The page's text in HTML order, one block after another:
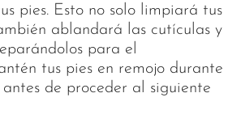
pies. Esto no solo limpiará tus
ablandará las cutículas y
para el
tus pies en remojo durante
antes de proceder al siguiente